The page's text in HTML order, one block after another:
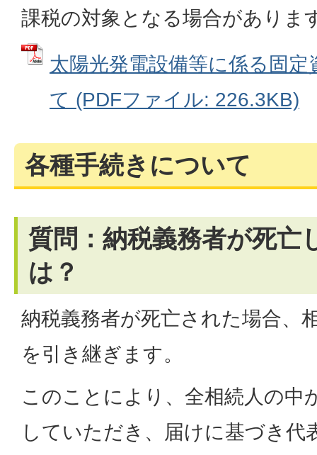
課税の対象となる場合がありま
太陽光発電設備等に係る固
て (PDFファイル: 226.3KB)
各種手続きについて
質問：納税義務者が死亡
は？
納税義務者が死亡された場合、
を引き継ぎます。
このことにより、全相続人の中
していただき、届けに基づき代